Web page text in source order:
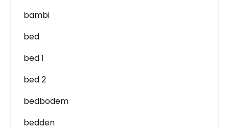
bambi
bed
bed 1
bed 2
bedbodem
bedden